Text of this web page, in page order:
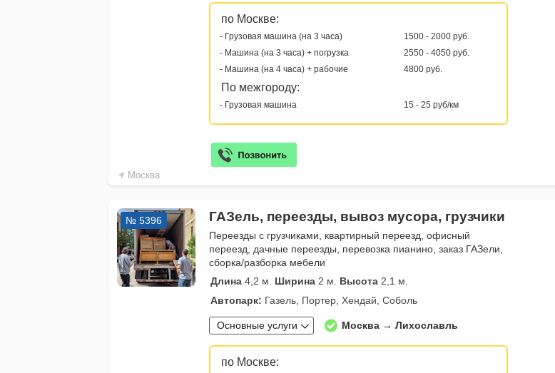
Москва
по Москве:
- Грузовая машина (на 3 часа)
1500 - 2000 руб.
- Машина (на 3 часа) + погрузка
2550 - 4050 руб.
- Машина (на 4 часа) + рабочие
4800 руб.
По межгороду:
- Грузовая машина 15 - 25 руб/км
№ 5396 ГАЗель, переезды, вывоз мусора, грузчики
Переезды с грузчиками, квартирный переезд, офисный
переезд, дачные переезды, перевозка пианино, заказ ГАЗели,
сборка/разборка мебели
Длина 4,2 м. Ширина 2 м. Высота 2,1 м.
Автопарк: Газель, Портер, Хендай, Соболь
Основные услуги Москва → Лихославль
по Москве: